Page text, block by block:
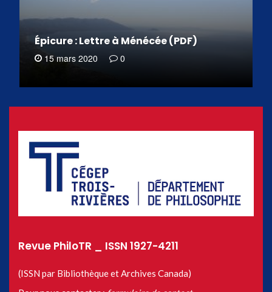
Épicure : Lettre à Ménécée (PDF)
15 mars 2020 0
Revue PhiloTR _ ISSN 1927-4211
(ISSN par Bibliothèque et Archives Canada)